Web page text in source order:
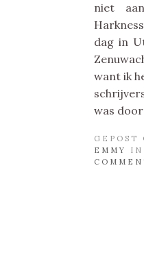
niet
dag in
want ik
was
GEPOST
EMMY
IN